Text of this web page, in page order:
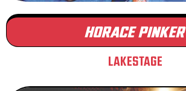
HORACE PINKER
LAKESTAGE